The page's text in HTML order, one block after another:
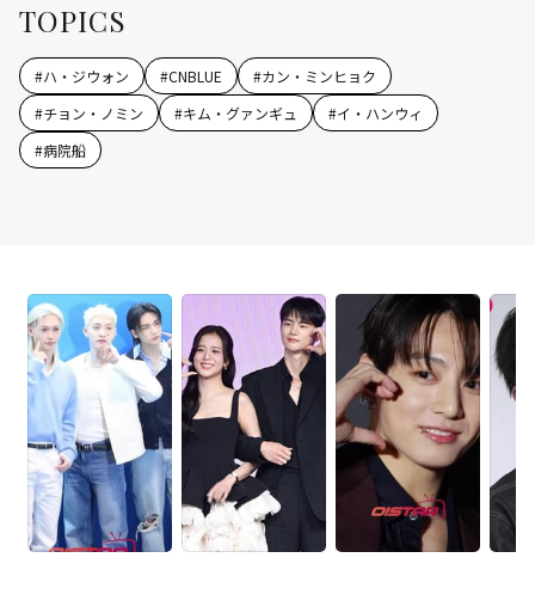
TOPICS
#ハ・ジウォン #CNBLUE #カン・ミンヒョク
#チョン・ノミン #キム・グァンギュ #イ・ハンウィ
#病院船